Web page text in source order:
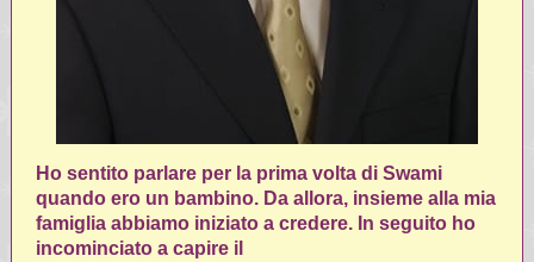
Ho sentito parlare per la prima volta di Swami
quando ero un bambino. Da allora, insieme alla mia
famiglia abbiamo iniziato a credere. In seguito ho
incominciato a capire il